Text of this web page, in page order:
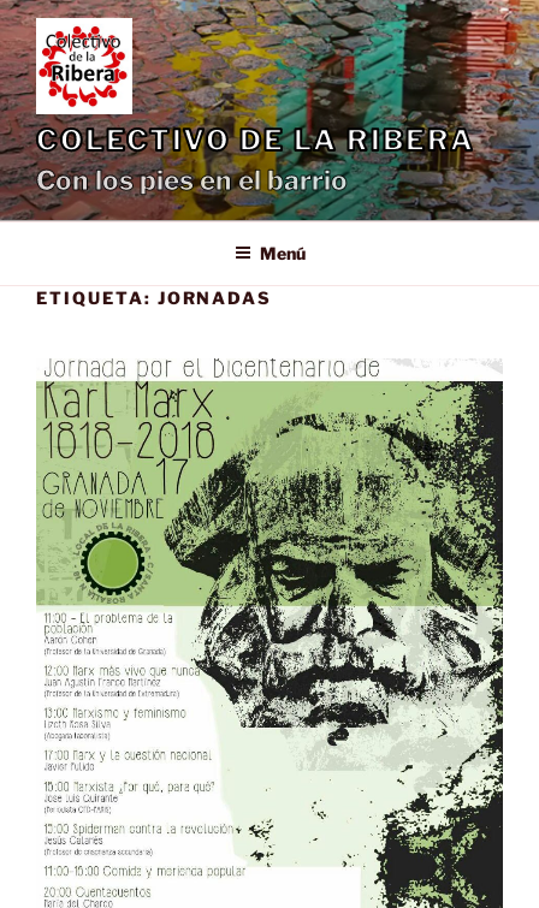
Saltar
al
contenido
COLECTIVO DE LA RIBERA
Con los pies en el barrio
Menú
ETIQUETA: JORNADAS